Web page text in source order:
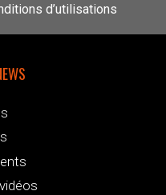
d’utilisations